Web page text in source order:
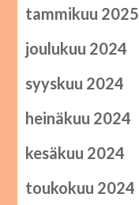
tammikuu 2025
joulukuu 2024
syyskuu 2024
heinäkuu 2024
kesäkuu 2024
toukokuu 2024